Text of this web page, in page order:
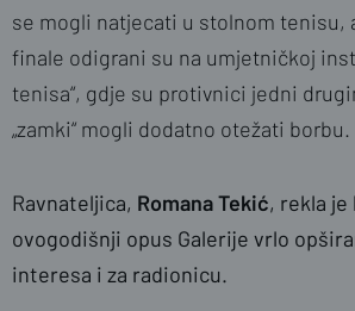
se mogli natjecati u stolnom tenisu,
finale odigrani su na umjetničkoj
tenisa“, gdje su protivnici jedni
„zamki“ mogli dodatno otežati borbu.
Ravnateljica, Romana Tekić, rekla je
ovogodišnji opus Galerije vrlo
interesa i za radionicu.